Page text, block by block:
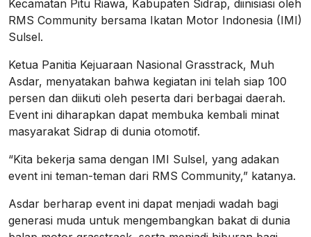
Kecamatan Pitu Riawa, Kabupaten Sidrap, diinisiasi oleh
RMS Community bersama Ikatan Motor Indonesia (IMI)
Sulsel.
Ketua Panitia Kejuaraan Nasional Grasstrack, Muh
Asdar, menyatakan bahwa kegiatan ini telah siap 100
persen dan diikuti oleh peserta dari berbagai daerah.
Event ini diharapkan dapat membuka kembali minat
masyarakat Sidrap di dunia otomotif.
“Kita bekerja sama dengan IMI Sulsel, yang adakan
event ini teman-teman dari RMS Community,” katanya.
Asdar berharap event ini dapat menjadi wadah bagi
generasi muda untuk mengembangkan bakat di dunia